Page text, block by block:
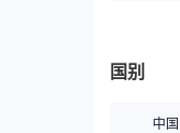
国别
中国